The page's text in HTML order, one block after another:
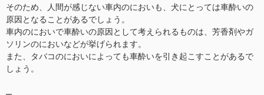
そのため、人間が感じない車内のにおいも、犬にとっては車酔いの
原因となることがあるでしょう。
車内のにおいで車酔いの原因として考えられるものは、芳香剤やガ
ソリンのにおいなどが挙げられます。
また、タバコのにおいによっても車酔いを引き起こすことがあるで
しょう。